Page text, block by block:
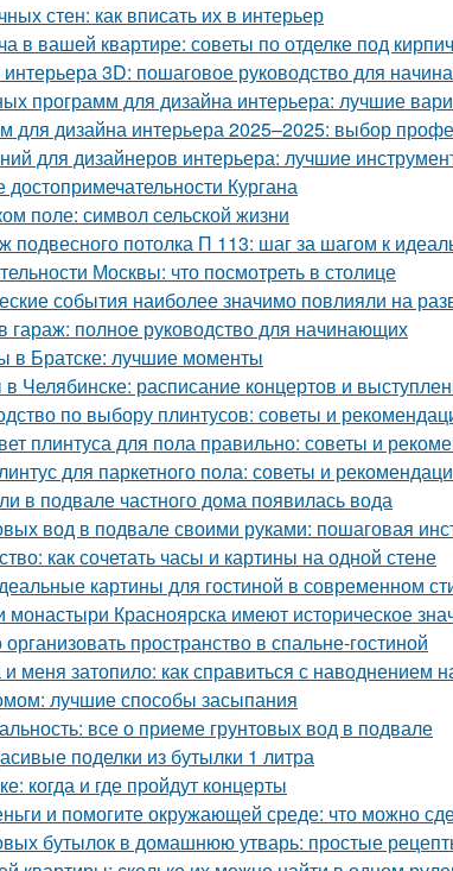
стен: как вписать их в интерьер
в вашей квартире: советы по отделке под кирпич
интерьера 3D: пошаговое руководство для
программ для дизайна интерьера: лучшие
для дизайна интерьера 2025–2025: выбор
для дизайнеров интерьера: лучшие
Кургана
поле: символ сельской жизни
подвесного потолка П 113: шаг за шагом к
Москвы: что посмотреть в столице
события наиболее значимо повлияли на
гараж: полное руководство для начинающих
в Братске: лучшие моменты
расписание концертов и
по выбору плинтусов: советы и
плинтуса для пола правильно: советы и
для паркетного пола: советы и
в подвале частного дома появилась вода
вод в подвале своими руками: пошаговая
как сочетать часы и картины на одной стене
картины для гостиной в современном
монастыри Красноярска имеют историческое
пространство в спальне-гостиной
меня затопило: как справиться с наводнением
лучшие способы засыпания
все о приеме грунтовых вод в подвале
поделки из бутылки 1 литра
когда и где пройдут концерты
и помогите окружающей среде: что можно
бутылок в домашнюю утварь: простые